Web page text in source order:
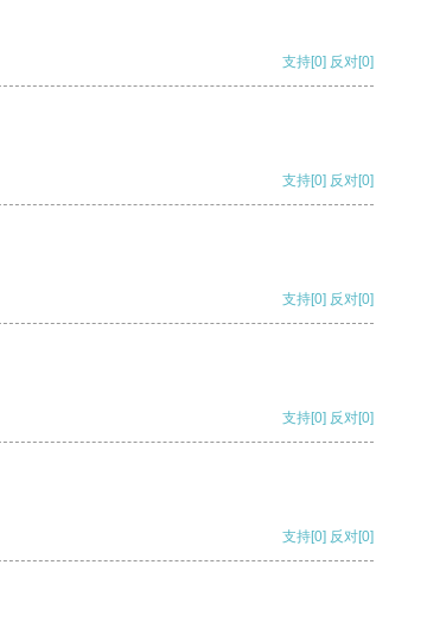
支持[0] 反对[0]
支持[0] 反对[0]
支持[0] 反对[0]
支持[0] 反对[0]
支持[0] 反对[0]